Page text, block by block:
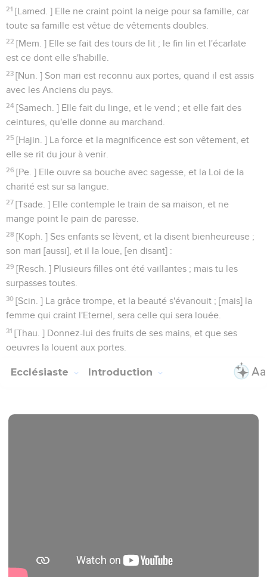
21 [Lamed. ] Elle ne craint point la neige pour sa famille, car
toute sa famille est vêtue de vêtements doubles.
22 [Mem. ] Elle se fait des tours de lit ; le fin lin et l'écarlate
est ce dont elle s'habille.
23 [Nun. ] Son mari est reconnu aux portes, quand il est assis
avec les Anciens du pays.
24 [Samech. ] Elle fait du linge, et le vend ; et elle fait des
ceintures, qu'elle donne au marchand.
25 [Hajin. ] La force et la magnificence est son vêtement, et
elle se rit du jour à venir.
26 [Pe. ] Elle ouvre sa bouche avec sagesse, et la Loi de la
charité est sur sa langue.
27 [Tsade. ] Elle contemple le train de sa maison, et ne
mange point le pain de paresse.
28 [Koph. ] Ses enfants se lèvent, et la disent bienheureuse ;
son mari [aussi], et il la loue, [en disant] :
29 [Resch. ] Plusieurs filles ont été vaillantes ; mais tu les
surpasses toutes.
30 [Scin. ] La grâce trompe, et la beauté s'évanouit ; [mais] la
femme qui craint l'Eternel, sera celle qui sera louée.
31 [Thau. ] Donnez-lui des fruits de ses mains, et que ses
oeuvres la louent aux portes.
Ecclésiaste Introduction